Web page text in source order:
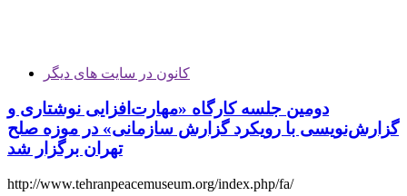
کانون در سایت های دیگر
دومین جلسه کارگاه «مهارت‌افزایی نوشتاری و
گزارش‌نویسی با رویکرد گزارش سازمانی» در موزه صلح
تهران برگزار شد
http://www.tehranpeacemuseum.org/index.php/fa/